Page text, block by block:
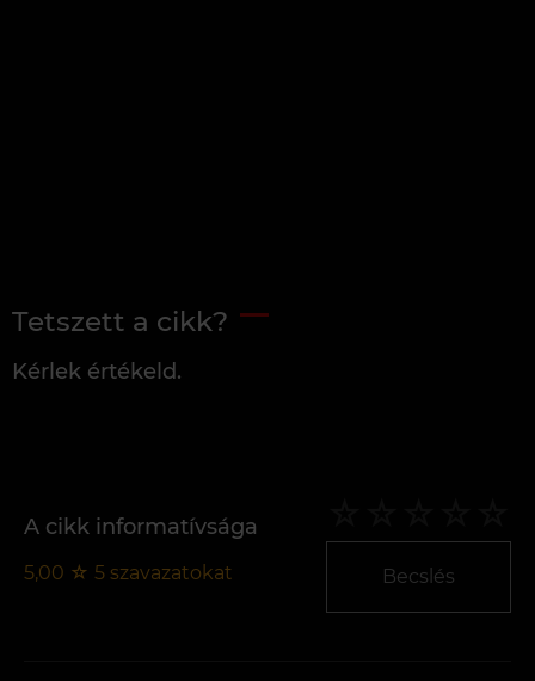
Tetszett a cikk?
Kérlek értékeld.
A cikk informatívsága
5,00 ☆ 5 szavazatokat Becslés